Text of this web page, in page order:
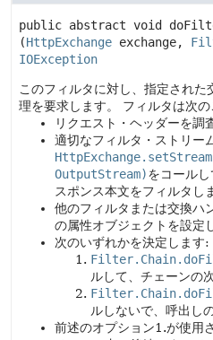
public abstract void
(HttpExchange exchange,
IOException
このフィルタに対し、指定され
理を要求します。
フィルタは次
リクエスト・ヘッダーを調
適切なフィルタ・ストリー
OutputStream)をコール
スポンス本文をフィルタし
他のフィルタまたは交換ハ
の属性オブジェクトを設定
次のいずれかを決定します:
ルして、チェーンの
ルしないで、呼出し
前述のオプション1.が使